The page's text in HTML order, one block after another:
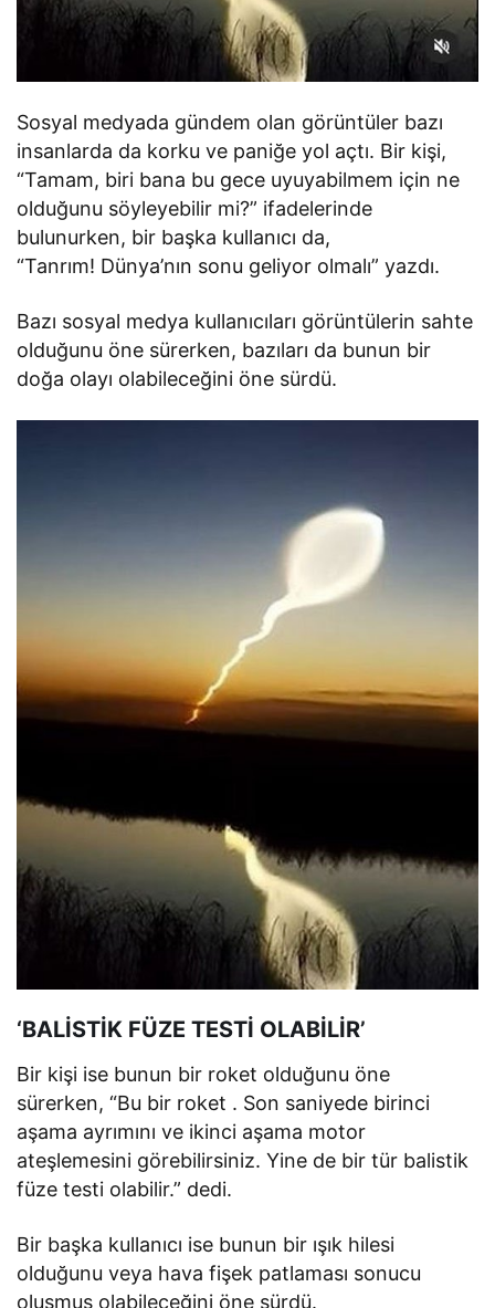
Sosyal medyada gündem olan görüntüler bazı
insanlarda da korku ve paniğe yol açtı. Bir kişi,
“Tamam, biri bana bu gece uyuyabilmem için ne
olduğunu söyleyebilir mi?” ifadelerinde
bulunurken, bir başka kullanıcı da,
“Tanrım! Dünya’nın sonu geliyor olmalı” yazdı.
Bazı sosyal medya kullanıcıları görüntülerin sahte
olduğunu öne sürerken, bazıları da bunun bir
doğa olayı olabileceğini öne sürdü.
‘BALİSTİK FÜZE TESTİ OLABİLİR’
Bir kişi ise bunun bir roket olduğunu öne
sürerken, “Bu bir roket . Son saniyede birinci
aşama ayrımını ve ikinci aşama motor
ateşlemesini görebilirsiniz. Yine de bir tür balistik
füze testi olabilir.” dedi.
Bir başka kullanıcı ise bunun bir ışık hilesi
olduğunu veya hava fişek patlaması sonucu
oluşmuş olabileceğini öne sürdü.